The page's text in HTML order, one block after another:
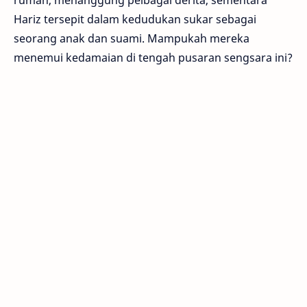
Hariz tersepit dalam kedudukan sukar sebagai
seorang anak dan suami. Mampukah mereka
menemui kedamaian di tengah pusaran sengsara ini?